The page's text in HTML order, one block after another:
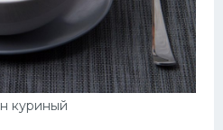
куриный